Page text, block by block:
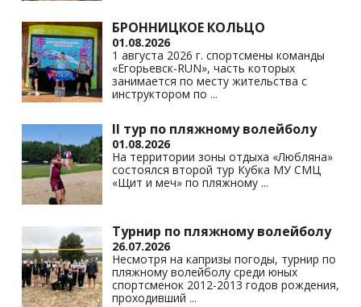
БРОННИЦКОЕ КОЛЬЦО
01.08.2026
1 августа 2026 г. спортсмены команды
«Егорьевск-RUN», часть которых
занимается по месту жительства с
инструктором по ...
II тур по пляжному волейболу
01.08.2026
На территории зоны отдыха «Любляна»
состоялся второй тур Кубка МУ СМЦ
«Щит и меч» по пляжному ...
Турнир по пляжному волейболу
26.07.2026
Несмотря на капризы погоды, турнир по
пляжному волейболу среди юных
спортсменок 2012-2013 годов рождения,
проходивший ...